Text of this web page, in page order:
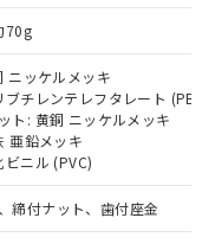
70g
ニッケルメッキ
チレンテレフタレート (PBT)
ト: 黄銅 ニッケルメッキ
亜鉛メッキ
ビニル (PVC)
締付ナット、歯付座金
結果を当社の
漏洩または開
す。
スト作成サー
には、I-Web
ている必要が
上で当社にご
ついて、当社
により、予定
。
ード
のすべてが基
。
おいて有害物
深刻な影響を
。
部門へお問
者に販売する
3の内容を当
また当社は、
る関係者が違
る場合は、取
ムロン制御
売員にご確
在庫状況の
い機種